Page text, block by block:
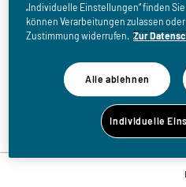
Zurück zur
„Individuelle Einstellungen“ finden
können Verarbeitungen zulassen
Zustimmung widerrufen. Zur
Alle ablehnen
Individuelle